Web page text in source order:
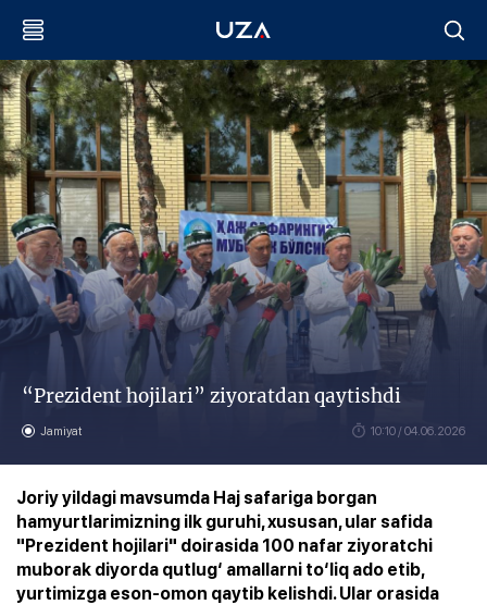
“Prezident hojilari” ziyoratdan qaytishdi
Jamiyat 10:10 / 04.06.2026
Joriy yildagi mavsumda Haj safariga borgan
hamyurtlarimizning ilk guruhi, xususan, ular safida
"Prezident hojilari" doirasida 100 nafar ziyoratchi
muborak diyorda qutlug‘ amallarni to‘liq ado etib,
yurtimizga eson-omon qaytib kelishdi. Ular orasida